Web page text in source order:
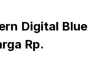
Digital Blue
Rp.